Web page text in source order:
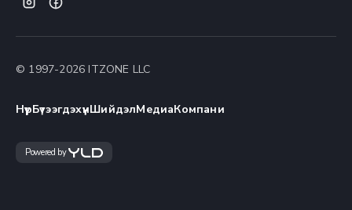
© 1997-2026 ITZONE LLC
НүүрБүтээгдэхүүнШийдэлМедиаКомпани
Powered by